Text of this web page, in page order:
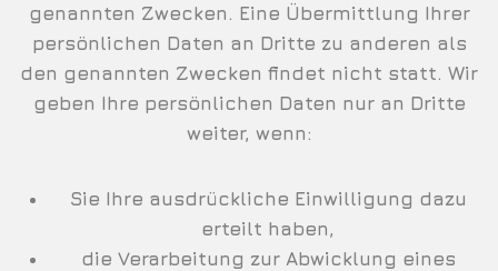
genannten Zwecken. Eine Übermittlung Ihrer
persönlichen Daten an Dritte zu anderen als
den genannten Zwecken findet nicht statt. Wir
geben Ihre persönlichen Daten nur an Dritte
weiter, wenn:
Sie Ihre ausdrückliche Einwilligung dazu
erteilt haben,
die Verarbeitung zur Abwicklung eines